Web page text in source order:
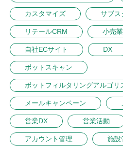
カスタマイズ サブス
リテールCRM 小売
自社ECサイト DX
ボットスキャン
ボットフィルタリングアルゴリ
メールキャンペーン
営業DX 営業活動
アカウント管理 施設